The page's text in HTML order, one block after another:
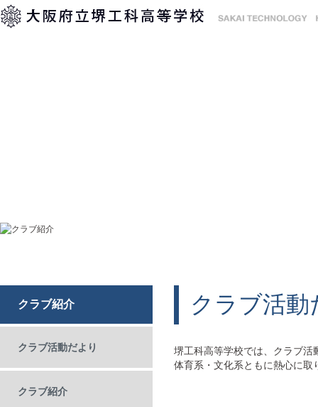
クラブ紹介
クラブ活動だより
クラブ紹介
クラブ活動
堺工科高等学校では、クラブ活
体育系・文化系ともに熱心に取